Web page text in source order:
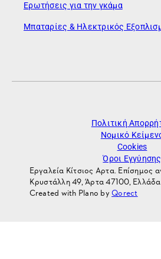
Ερωτήσεις για την γκάμα
Μπαταρίες & Ηλεκτρικός
Πολιτική
Νομικό
Cookies
Όροι Εγγύησης
Εργαλεία Κίτσιος Αρτα. Επίσημος
Κρυστάλλη 49, Άρτα 47100, Ελλάδα
Created with Plano byQorect